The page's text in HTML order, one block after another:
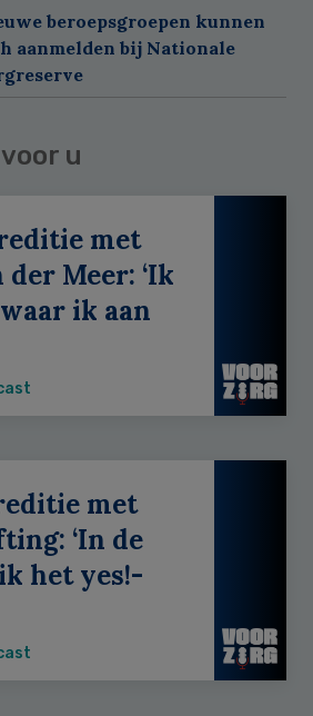
beroepsgroepen kunnen
aanmelden bij Nationale
u
met
Meer: ‘Ik
ik aan
met
‘In de
het yes!-